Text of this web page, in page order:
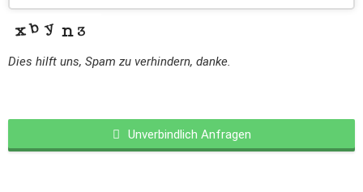
Dies hilft uns, Spam zu verhindern, danke.
Unverbindlich Anfragen